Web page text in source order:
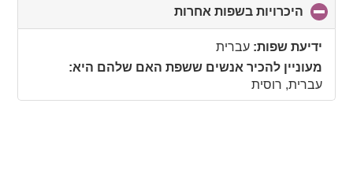
היכרויות בשפות אחרות
to
ידיעת שפות: עברית
מעוניין להכיר אנשים ששפת האם שלהם היא:
עברית, רוסית